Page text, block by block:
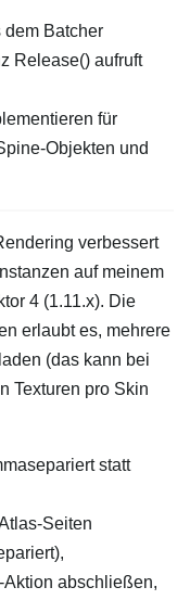
dem Batcher
Release() aufruft
für
Objekten und
verbessert
auf meinem
4 (1.11.x). Die
erlaubt es, mehrere
(das kann bei
Texturen pro Skin
statt
Seiten
Aktion abschließen,